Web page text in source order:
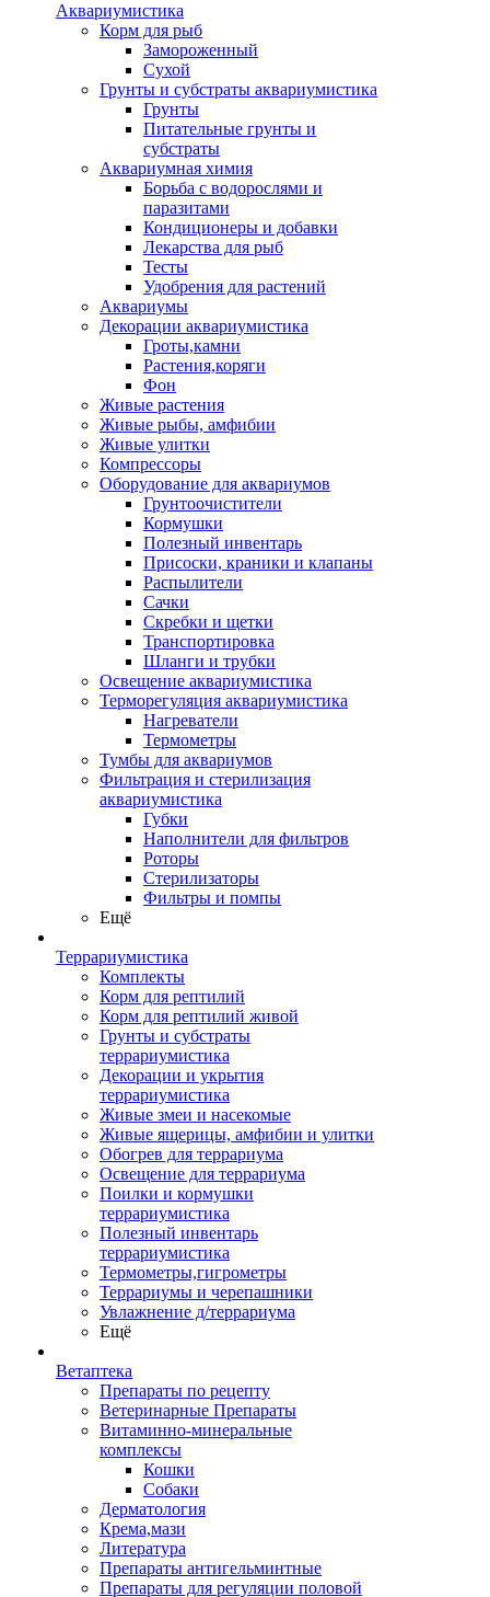
Аквариумистика
Корм для рыб
Замороженный
Сухой
Грунты и субстраты аквариумистика
Грунты
Питательные грунты и
субстраты
Аквариумная химия
Борьба с водорослями и
паразитами
Кондиционеры и добавки
Лекарства для рыб
Тесты
Удобрения для растений
Аквариумы
Декорации аквариумистика
Гроты,камни
Растения,коряги
Фон
Живые растения
Живые рыбы, амфибии
Живые улитки
Компрессоры
Оборудование для аквариумов
Грунтоочистители
Кормушки
Полезный инвентарь
Присоски, краники и клапаны
Распылители
Сачки
Скребки и щетки
Транспортировка
Шланги и трубки
Освещение аквариумистика
Терморегуляция аквариумистика
Нагреватели
Термометры
Тумбы для аквариумов
Фильтрация и стерилизация
аквариумистика
Губки
Наполнители для фильтров
Роторы
Стерилизаторы
Фильтры и помпы
Ещё
Террариумистика
Комплекты
Корм для рептилий
Корм для рептилий живой
Грунты и субстраты
террариумистика
Декорации и укрытия
террариумистика
Живые змеи и насекомые
Живые ящерицы, амфибии и улитки
Обогрев для террариума
Освещение для террариума
Поилки и кормушки
террариумистика
Полезный инвентарь
террариумистика
Термометры,гигрометры
Террариумы и черепашники
Увлажнение д/террариума
Ещё
Ветаптека
Препараты по рецепту
Ветеринарные Препараты
Витаминно-минеральные
комплексы
Кошки
Собаки
Дерматология
Крема,мази
Литература
Препараты антигельминтные
Препараты для регуляции половой